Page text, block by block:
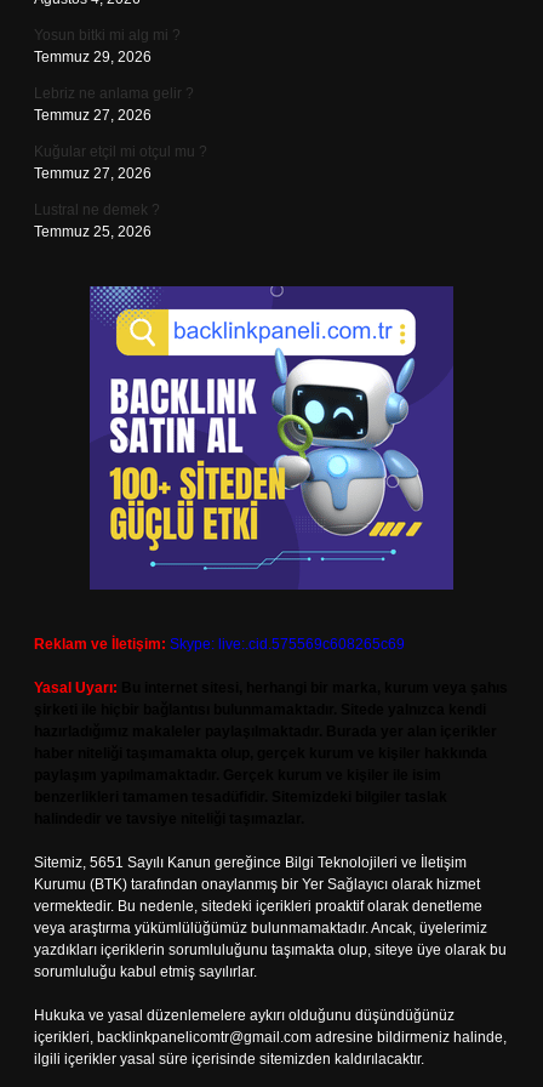
Yosun bitki mi alg mi ?
Temmuz 29, 2026
Lebriz ne anlama gelir ?
Temmuz 27, 2026
Kuğular etçil mi otçul mu ?
Temmuz 27, 2026
Lustral ne demek ?
Temmuz 25, 2026
Reklam ve İletişim: Skype: live:.cid.575569c608265c69
Yasal Uyarı:
Sitemiz, 5651 Sayılı Kanun gereğince Bilgi Teknolojileri ve İletişim
Kurumu (BTK) tarafından onaylanmış bir Yer Sağlayıcı olarak hizmet
vermektedir. Bu nedenle, sitedeki içerikleri proaktif olarak denetleme
veya araştırma yükümlülüğümüz bulunmamaktadır. Ancak, üyelerimiz
yazdıkları içeriklerin sorumluluğunu taşımakta olup, siteye üye olarak bu
sorumluluğu kabul etmiş sayılırlar.
Hukuka ve yasal düzenlemelere aykırı olduğunu düşündüğünüz
içerikleri, backlinkpanelicomtr@gmail.com adresine bildirmeniz halinde,
ilgili içerikler yasal süre içerisinde sitemizden kaldırılacaktır.